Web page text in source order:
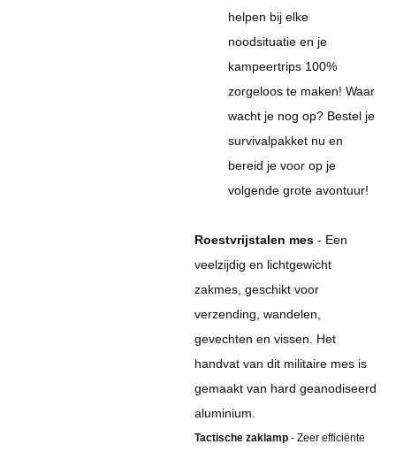
helpen bij elke
noodsituatie en je
kampeertrips 100%
zorgeloos te maken! Waar
wacht je nog op? Bestel je
survivalpakket nu en
bereid je voor op je
volgende grote avontuur!
Roestvrijstalen mes - Een
veelzijdig en lichtgewicht
zakmes, geschikt voor
verzending, wandelen,
gevechten en vissen. Het
handvat van dit militaire mes is
gemaakt van hard geanodiseerd
aluminium.
Tactische zaklamp- Zeer efficiënte